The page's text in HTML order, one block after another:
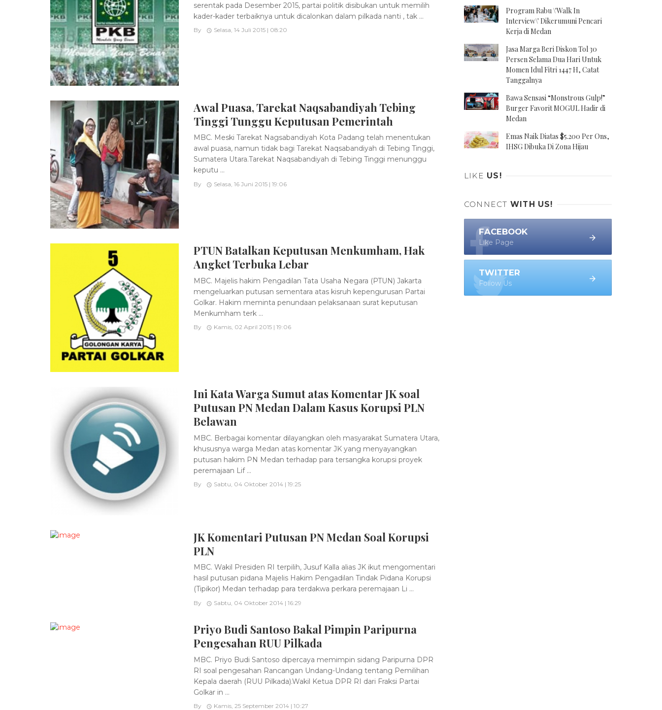
serentak pada Desember 2015, partai politik disibukan untuk memilih
kader-kader terbaiknya untuk dicalonkan dalam pilkada nanti , tak ...
By Selasa, 14 Juli 2015 | 08:20
Awal Puasa, Tarekat Naqsabandiyah Tebing
Tinggi Tunggu Keputusan Pemerintah
MBC. Meski Tarekat Nagsabandiyah Kota Padang telah menentukan
awal puasa, namun tidak bagi Tarekat Naqsabandiyah di Tebing Tinggi,
Sumatera Utara.Tarekat Naqsabandiyah di Tebing Tinggi menunggu
keputu ...
By Selasa, 16 Juni 2015 | 19:06
PTUN Batalkan Keputusan Menkumham, Hak
Angket Terbuka Lebar
MBC. Majelis hakim Pengadilan Tata Usaha Negara (PTUN) Jakarta
mengeluarkan putusan sementara atas kisruh kepengurusan Partai
Golkar. Hakim meminta penundaan pelaksanaan surat keputusan
Menkumham terk ...
By Kamis, 02 April 2015 | 19:06
Ini Kata Warga Sumut atas Komentar JK soal
Putusan PN Medan Dalam Kasus Korupsi PLN
Belawan
MBC. Berbagai komentar dilayangkan oleh masyarakat Sumatera Utara,
khususnya warga Medan atas komentar JK yang menyayangkan
putusan hakim PN Medan terhadap para tersangka korupsi proyek
peremajaan Lif ...
By Sabtu, 04 Oktober 2014 | 19:25
JK Komentari Putusan PN Medan Soal Korupsi
PLN
MBC. Wakil Presiden RI terpilih, Jusuf Kalla alias JK ikut mengomentari
hasil putusan pidana Majelis Hakim Pengadilan Tindak Pidana Korupsi
(Tipikor) Medan terhadap para terdakwa perkara peremajaan Li ...
By Sabtu, 04 Oktober 2014 | 16:29
Priyo Budi Santoso Bakal Pimpin Paripurna
Pengesahan RUU Pilkada
MBC. Priyo Budi Santoso dipercaya memimpin sidang Paripurna DPR
RI soal pengesahan Rancangan Undang-Undang tentang Pemilihan
Kepala daerah (RUU Pilkada).Wakil Ketua DPR RI dari Fraksi Partai
Golkar in ...
By Kamis, 25 September 2014 | 10:27
Program Rabu \'Walk In
Interview\' Dikerumuni Pencari
Kerja di Medan
Jasa Marga Beri Diskon Tol 30
Persen Selama Dua Hari Untuk
Momen Idul Fitri 1447 H, Catat
Tanggalnya
Bawa Sensasi “Monstrous Gulp!”
Burger Favorit MOGUL Hadir di
Medan
Emas Naik Diatas $5.200 Per Ons,
IHSG Dibuka Di Zona Hijau
LIKE US!
CONNECT WITH US!
FACEBOOK
Like Page
TWITTER
Follow Us